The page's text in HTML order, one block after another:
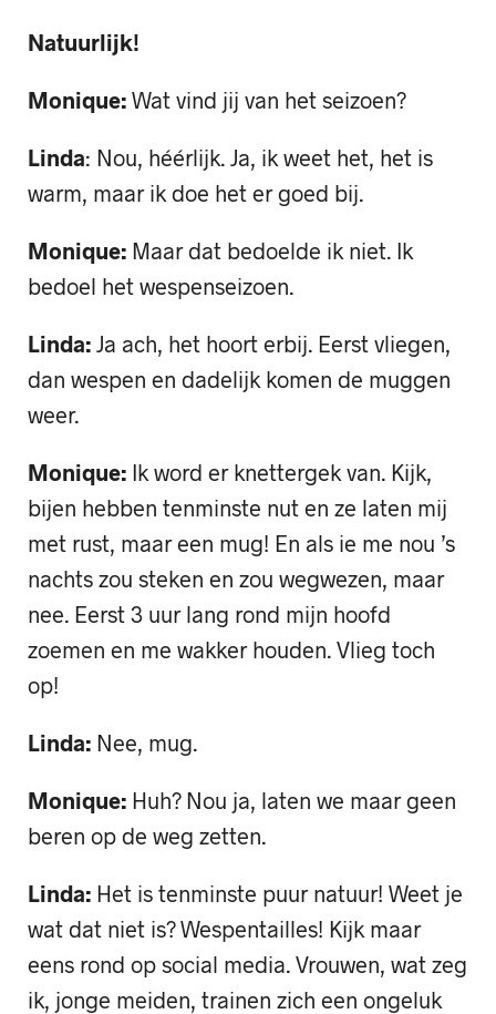
Natuurlijk!
Monique: Wat vind jij van het seizoen?
Linda: Nou, héérlijk. Ja, ik weet het, het is
warm, maar ik doe het er goed bij.
Monique: Maar dat bedoelde ik niet. Ik
bedoel het wespenseizoen.
Linda: Ja ach, het hoort erbij. Eerst vliegen,
dan wespen en dadelijk komen de muggen
weer.
Monique: Ik word er knettergek van. Kijk,
bijen hebben tenminste nut en ze laten mij
met rust, maar een mug! En als ie me nou ’s
nachts zou steken en zou wegwezen, maar
nee. Eerst 3 uur lang rond mijn hoofd
zoemen en me wakker houden. Vlieg toch
op!
Linda: Nee, mug.
Monique: Huh? Nou ja, laten we maar geen
beren op de weg zetten.
Linda: Het is tenminste puur natuur! Weet je
wat dat niet is? Wespentailles! Kijk maar
eens rond op social media. Vrouwen, wat zeg
ik, jonge meiden, trainen zich een ongeluk